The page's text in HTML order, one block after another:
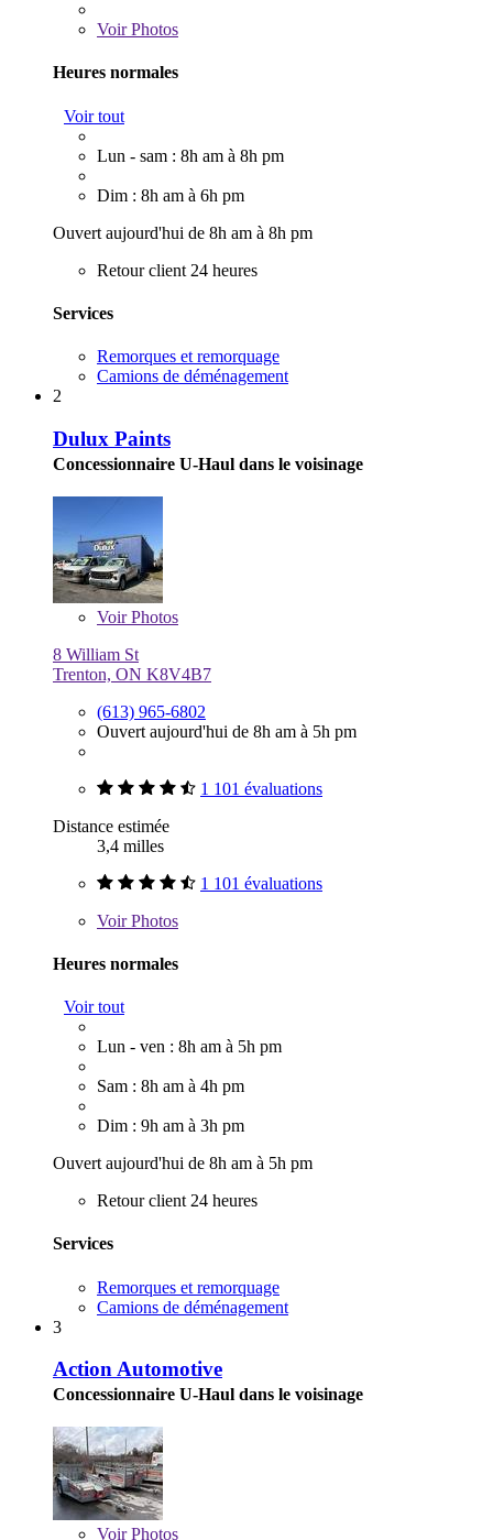
VoirPhotos
Heures normales
Voir tout
Lun - sam : 8h am à 8h pm
Dim : 8h am à 6h pm
Ouvert aujourd'hui de 8h am à 8h pm
Retour client 24 heures
Services
Remorques et remorquage
Camions de déménagement
2
Dulux Paints
Concessionnaire U-Haul dans le voisinage
VoirPhotos
8 William St
Trenton, ON K8V4B7
(613) 965-6802
Ouvert aujourd'hui de 8h am à 5h pm
1 101 évaluations
Distance estimée
3,4 milles
1 101 évaluations
VoirPhotos
Heures normales
Voir tout
Lun - ven : 8h am à 5h pm
Sam : 8h am à 4h pm
Dim : 9h am à 3h pm
Ouvert aujourd'hui de 8h am à 5h pm
Retour client 24 heures
Services
Remorques et remorquage
Camions de déménagement
3
Action Automotive
Concessionnaire U-Haul dans le voisinage
VoirPhotos